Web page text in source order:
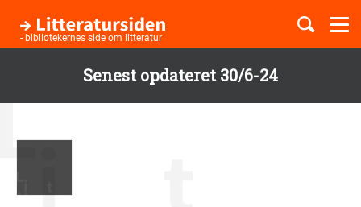
Senest opdateret 30/6-24
hovedindhold
- bibliotekernes side om litteratur
Børnebøger